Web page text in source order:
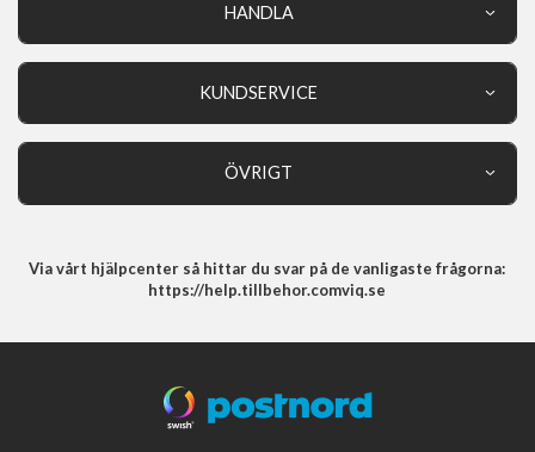
HANDLA
KUNDSERVICE
ÖVRIGT
Integritetspolicy
Via vårt hjälpcenter så hittar du svar på de vanligaste frågorna:
https://help.tillbehor.comviq.se